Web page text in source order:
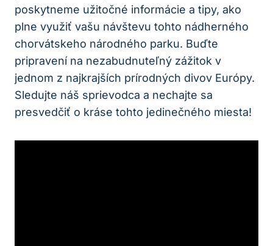
‍poskytneme užitočné informácie a tipy, ako
plne využiť vašu⁤ návštevu tohto nádherného
chorvátskeho národného parku. Buďte
pripravení na nezabudnuteľný zážitok v
jednom z najkrajších prírodných divov Európy.‍
Sledujte náš sprievodca a⁣ nechajte sa
presvedčiť o kráse tohto jedinečného miesta!